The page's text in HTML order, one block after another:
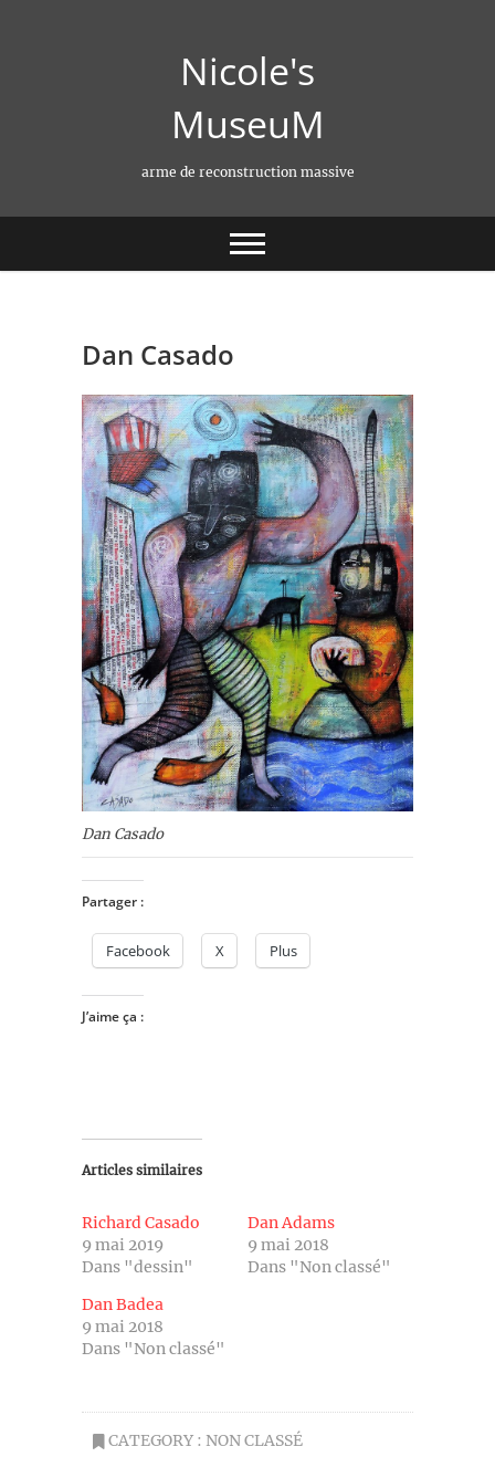
Nicole's
MuseuM
arme de reconstruction massive
Dan Casado
Dan Casado
Partager :
Facebook X Plus
J’aime ça :
Articles similaires
Richard Casado
9 mai 2019
Dans "dessin"
Dan Adams
9 mai 2018
Dans "Non classé"
Dan Badea
9 mai 2018
Dans "Non classé"
CATEGORY : NON CLASSÉ